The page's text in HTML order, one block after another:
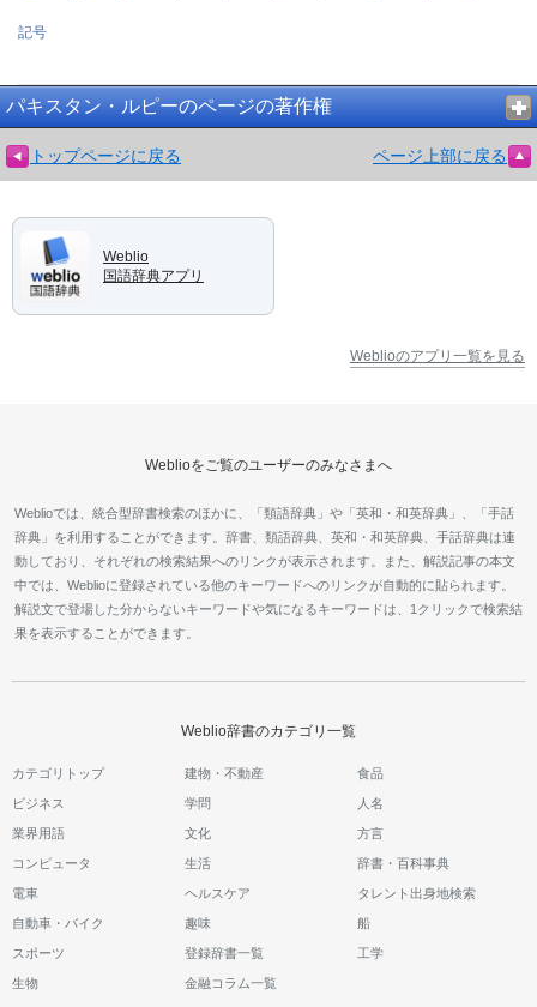
記号
パキスタン・ルピーのページの著作権
トップページに戻る ページ上部に戻る
Weblio
国語辞典アプリ
Weblioのアプリ一覧を見る
Weblioをご覧のユーザーのみなさまへ
Weblioでは、統合型辞書検索のほかに、「類語辞典」や「英和・和英辞典」、「手話
辞典」を利用することができます。辞書、類語辞典、英和・和英辞典、手話辞典は連
動しており、それぞれの検索結果へのリンクが表示されます。また、解説記事の本文
中では、Weblioに登録されている他のキーワードへのリンクが自動的に貼られます。
解説文で登場した分からないキーワードや気になるキーワードは、1クリックで検索結
果を表示することができます。
Weblio辞書のカテゴリ一覧
カテゴリトップ 建物・不動産 食品
ビジネス 学問 人名
業界用語 文化 方言
コンピュータ 生活 辞書・百科事典
電車 ヘルスケア タレント出身地検索
自動車・バイク 趣味 船
スポーツ 登録辞書一覧 工学
生物 金融コラム一覧